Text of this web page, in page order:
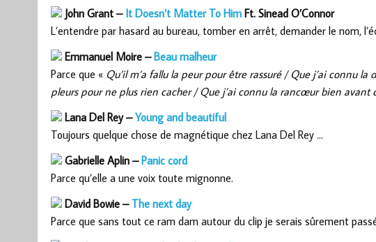
John Grant – It Doesn’t Matter To HimFt. Sinead O’Connor
L’entendre par hasard au bureau, tomber en arrêt, demander le nom,
Emmanuel Moire – Beau malheur
Parce que « Qu’il m’a fallu la peur pour être rassuré / Que j’ai connu la
pleurs pour ne plus rien cacher / Que j’ai connu la rancœur bien avant
Lana Del Rey –Young and beautiful
Toujours quelque chose de magnétique chez Lana Del Rey …
Gabrielle Aplin – Panic cord
Parce qu’elle a une voix toute mignonne.
David Bowie – The next day
Parce que sans tout ce ram dam autour du clip je serais sûrement